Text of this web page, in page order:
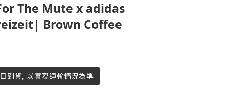
The Mute x adidas
Brown Coffee
到貨, 以實際運輸情況為準